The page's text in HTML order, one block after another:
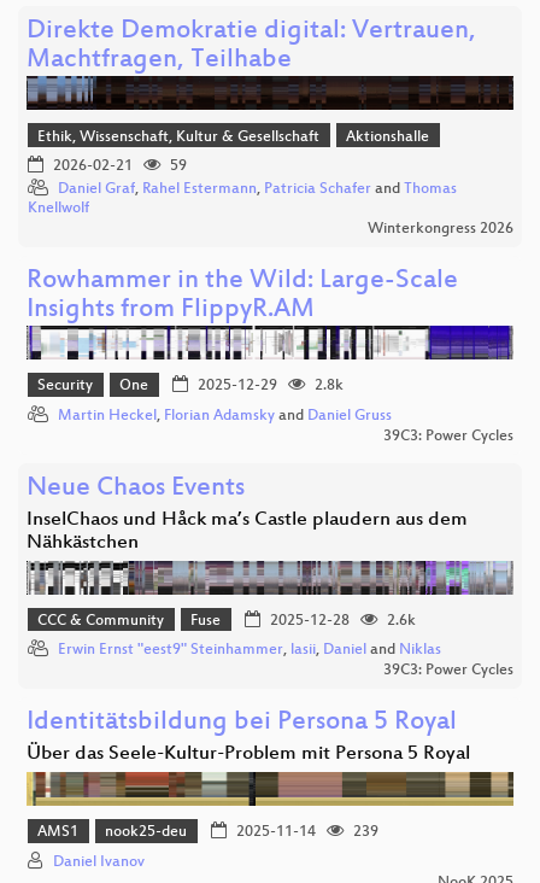
Direkte Demokratie digital: Vertrauen,
Machtfragen, Teilhabe
Ethik, Wissenschaft, Kultur & Gesellschaft
Aktionshalle
2026-02-21
59
Daniel Graf, Rahel Estermann, Patricia Schafer and Thomas
Knellwolf
Winterkongress 2026
Rowhammer in the Wild: Large-Scale
Insights from FlippyR.AM
Security One 2025-12-29
2.8k
Martin Heckel , Florian Adamsky and Daniel Gruss
39C3: Power Cycles
Neue Chaos Events
InselChaos und Håck ma’s Castle plaudern aus dem
Nähkästchen
CCC & Community Fuse 2025-12-28
2.6k
Erwin Ernst "eest9" Steinhammer, lasii, Daniel and Niklas
39C3: Power Cycles
Identitätsbildung bei Persona 5 Royal
Über das Seele-Kultur-Problem mit Persona 5 Royal
AMS1 nook25-deu 2025-11-14
239
Daniel Ivanov